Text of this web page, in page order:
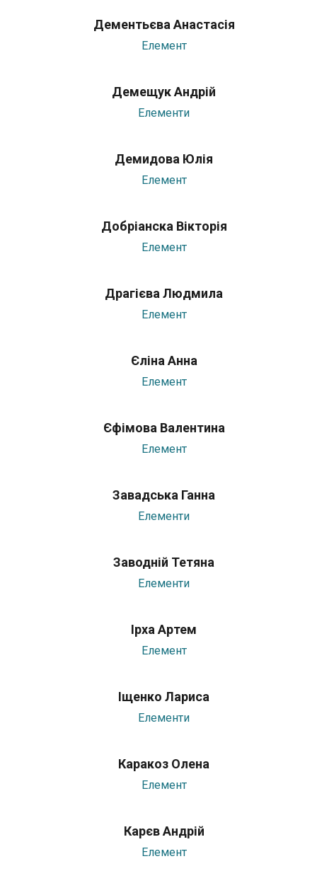
Дементьєва Анастасія
Елемент
Демещук Андрій
Елементи
Демидова Юлія
Елемент
Добріанска Вікторія
Елемент
Драгієва Людмила
Елемент
Єліна Анна
Елемент
Єфімова Валентина
Елемент
Завадська Ганна
Елементи
Заводній Тетяна
Елементи
Ірха Артем
Елемент
Іщенко Лариса
Елементи
Каракоз Олена
Елемент
Карєв Андрій
Елемент